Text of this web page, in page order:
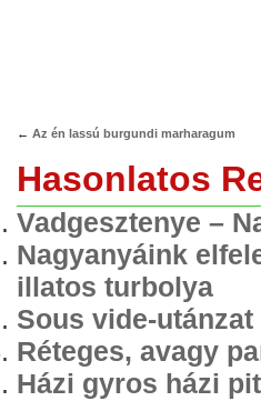
← Az én lassú burgundi marharagum
Hasonlatos
Vadgesztenye –
Nagyanyáink
illatos turbolya
Sous vide-
Réteges, avagy
Házi gyros házi